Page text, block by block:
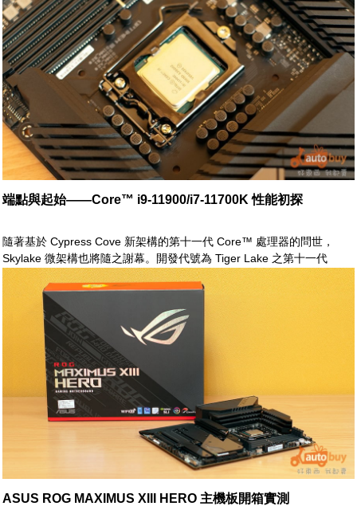
端點與起始——Core™ i9-11900/i7-11700K 性能初探
隨著基於 Cypress Cove 新架構的第十一代 Core™ 處理器的問世，
Skylake 微架構也將隨之謝幕。開發代號為 Tiger Lake 之第十一代
Core™ 處理器除了新的核心架構外，其內顯也首次整合了 Xe Graphics
ASUS ROG MAXIMUS XIII HERO 主機板開箱實測